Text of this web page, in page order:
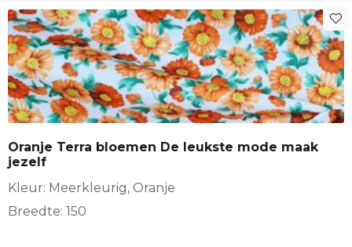
Oranje Terra bloemen De leukste mode maak
jezelf
Kleur: Meerkleurig, Oranje
Breedte: 150